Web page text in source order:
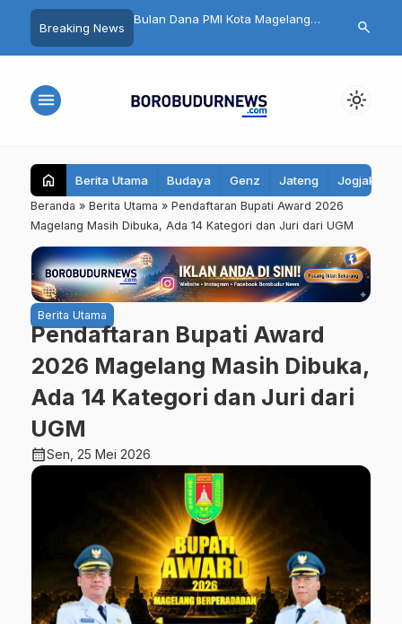
Breaking News
Bulan Dana PMI Kota Magelang
2026 Dimulai
32 Pelajar Kota Magelang Bakal
search
menu light_mode
home Berita Utama Budaya Genz Jateng Jogjakarta
Beranda » Berita Utama » Pendaftaran Bupati Award 2026
Magelang Masih Dibuka, Ada 14 Kategori dan Juri dari UGM
Berita Utama
Pendaftaran Bupati Award
2026 Magelang Masih Dibuka,
Ada 14 Kategori dan Juri dari
UGM
calendar_monthSen, 25 Mei 2026